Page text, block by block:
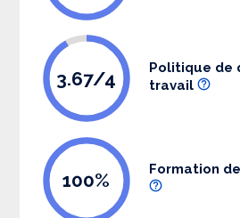
3.67/4
Politique de
travail
100% Formation